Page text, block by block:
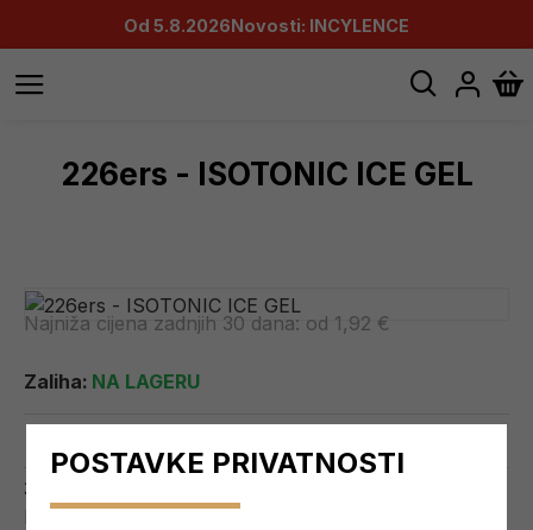
Od 5.8.2026Novosti: INCYLENCE
226ers - ISOTONIC ICE GEL
Najniža cijena zadnjih 30 dana: od 1,92 €
Zaliha: NA LAGERU
3,20 €
Ex Tax: 2,92 €
POSTAVKE PRIVATNOSTI